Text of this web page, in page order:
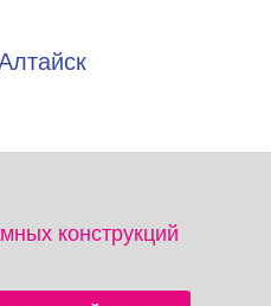
конструкций